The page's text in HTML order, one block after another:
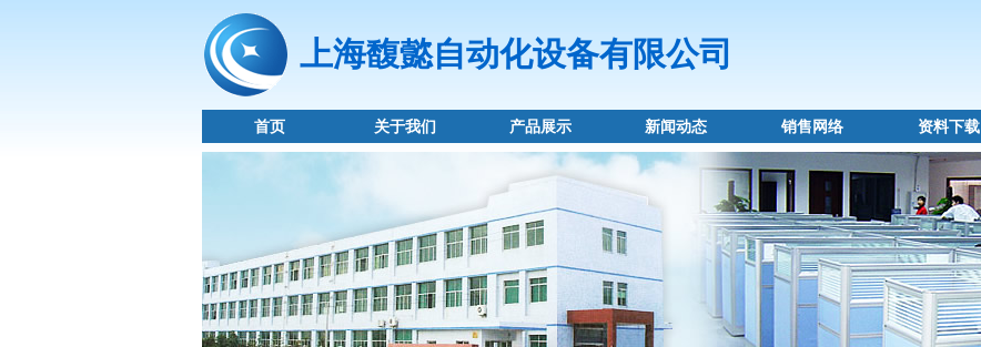
上海馥懿自动化设备有限公司
首页 关于我们 产品展示 新闻动态 销售网络 资料下载